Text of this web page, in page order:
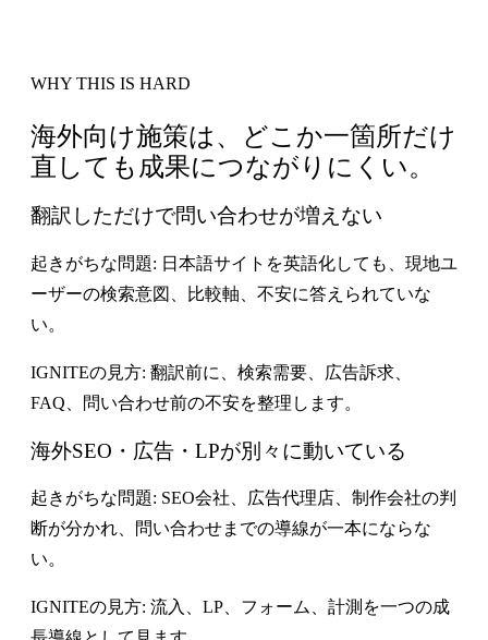
WHY THIS IS HARD
海外向け施策は、どこか一箇所だけ
直しても成果につながりにくい。
翻訳しただけで問い合わせが増えない
起きがちな問題: 日本語サイトを英語化しても、現地ユ
ーザーの検索意図、比較軸、不安に答えられていな
い。
IGNITEの見方: 翻訳前に、検索需要、広告訴求、
FAQ、問い合わせ前の不安を整理します。
海外SEO・広告・LPが別々に動いている
起きがちな問題: SEO会社、広告代理店、制作会社の判
断が分かれ、問い合わせまでの導線が一本にならな
い。
IGNITEの見方: 流入、LP、フォーム、計測を一つの成